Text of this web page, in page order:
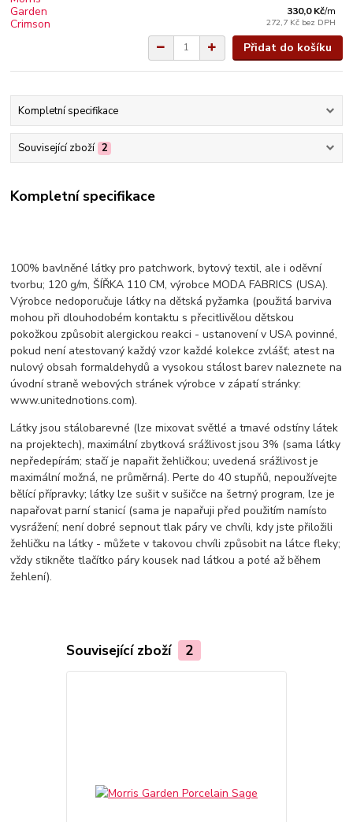
330,0 Kč/m
272,7 Kč bez DPH
Přidat do košíku
Kompletní specifikace
Související zboží 2
Kompletní specifikace
100% bavlněné látky pro patchwork, bytový textil, ale i oděvní
tvorbu; 120 g/m, ŠÍŘKA 110 CM, výrobce MODA FABRICS (USA).
Výrobce nedoporučuje látky na dětská pyžamka (použitá barviva
mohou při dlouhodobém kontaktu s přecitlivělou dětskou
pokožkou způsobit alergickou reakci - ustanovení v USA povinné,
pokud není atestovaný každý vzor každé kolekce zvlášť; atest na
nulový obsah formaldehydů a vysokou stálost barev naleznete na
úvodní straně webových stránek výrobce v zápatí stránky:
www.unitednotions.com).
Látky jsou stálobarevné (lze mixovat světlé a tmavé odstíny látek
na projektech), maximální zbytková srážlivost jsou 3% (sama látky
nepředepírám; stačí je napařit žehličkou; uvedená srážlivost je
maximální možná, ne průměrná). Perte do 40 stupňů, nepoužívejte
bělící přípravky; látky lze sušit v sušičce na šetrný program, lze je
napařovat parní stanicí (sama je napařuji před použitím namísto
vysrážení; není dobré sepnout tlak páry ve chvíli, kdy jste přiložili
žehličku na látky - můžete v takovou chvíli způsobit na látce fleky;
vždy stikněte tlačítko páry kousek nad látkou a poté až během
žehlení).
Související zboží 2